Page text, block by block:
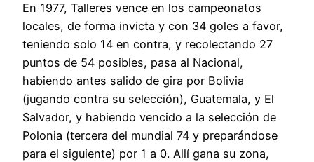
En 1977, Talleres vence en los campeonatos
locales, de forma invicta y con 34 goles a favor,
teniendo solo 14 en contra, y recolectando 27
puntos de 54 posibles, pasa al Nacional,
habiendo antes salido de gira por Bolivia
(jugando contra su selección), Guatemala, y El
Salvador, y habiendo vencido a la selección de
Polonia (tercera del mundial 74 y preparándose
para el siguiente) por 1 a 0. Allí gana su zona,